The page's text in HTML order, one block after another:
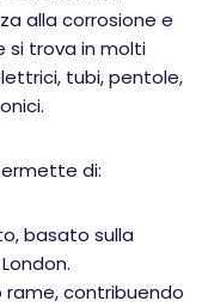
alla corrosione e
si trova in molti
tubi, pentole,
di:
basato sulla
rame, contribuendo